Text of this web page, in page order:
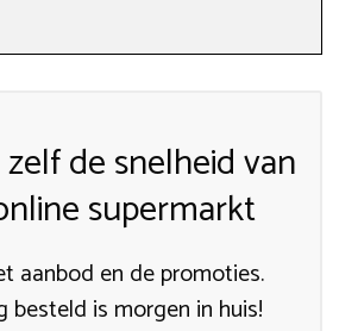
de snelheid van
supermarkt
aanbod en de promoties.
besteld is morgen in huis!